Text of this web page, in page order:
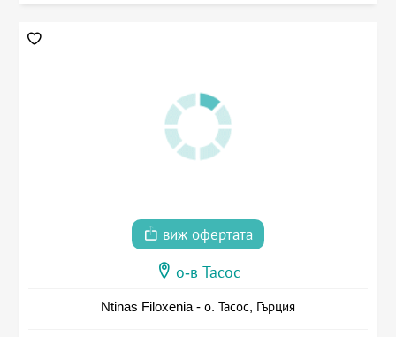
виж офертата
о-в Тасос
Ntinas Filoxenia - о. Тасос, Гърция